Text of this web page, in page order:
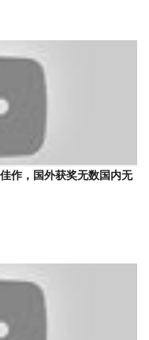
作，国外获奖无数国内无